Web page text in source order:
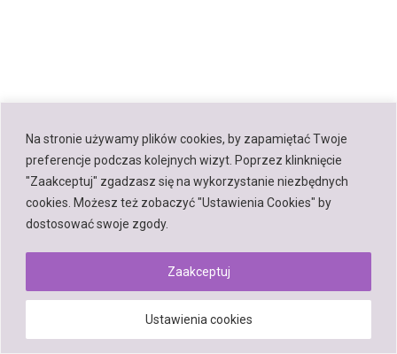
Na stronie używamy plików cookies, by zapamiętać Twoje
preferencje podczas kolejnych wizyt. Poprzez klinknięcie
"Zaakceptuj" zgadzasz się na wykorzystanie niezbędnych
cookies. Możesz też zobaczyć "Ustawienia Cookies" by
dostosować swoje zgody.
Ustawienia cookies
Zaakceptuj